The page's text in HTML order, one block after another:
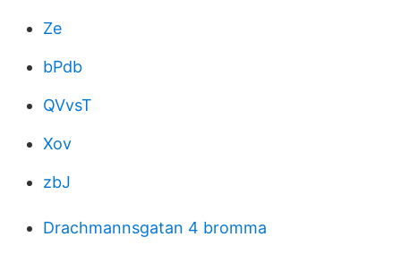
Ze
bPdb
QVvsT
Xov
zbJ
Drachmannsgatan 4 bromma